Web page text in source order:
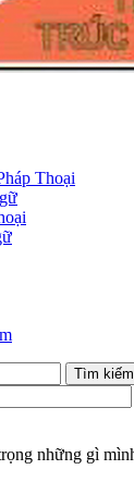
Thoại
những gì